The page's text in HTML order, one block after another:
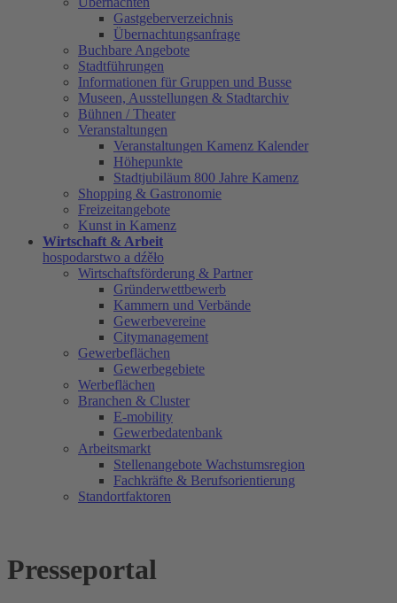
Gastgeberverzeichnis
Übernachtungsanfrage
Buchbare Angebote
Stadtführungen
Informationen für Gruppen und Busse
Museen, Ausstellungen & Stadtarchiv
Bühnen / Theater
Veranstaltungen
Veranstaltungen Kamenz Kalender
Höhepunkte
Stadtjubiläum 800 Jahre Kamenz
Shopping & Gastronomie
Freizeitangebote
Kunst in Kamenz
Wirtschaft & Arbeit
hospodarstwo a dźěło
Wirtschaftsförderung & Partner
Gründerwettbewerb
Kammern und Verbände
Gewerbevereine
Citymanagement
Gewerbeflächen
Gewerbegebiete
Werbeflächen
Branchen & Cluster
E-mobility
Gewerbedatenbank
Arbeitsmarkt
Stellenangebote Wachstumsregion
Fachkräfte & Berufsorientierung
Standortfaktoren
Presseportal